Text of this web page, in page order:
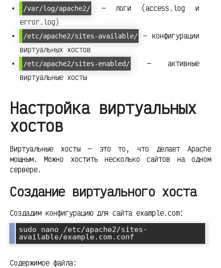
/var/log/apache2/
— логи (access.log и
error.log)
/etc/apache2/sites-available/
— конфигурации
виртуальных хостов
/etc/apache2/sites-enabled/
— активные
виртуальные хосты
Настройка виртуальных
хостов
Виртуальные хосты — это то, что делает Apache
мощным. Можно хостить несколько сайтов на одном
сервере.
Создание виртуального хоста
Создадим конфигурацию для сайта example.com:
sudo nano /etc/apache2/sites-
available/example.com.conf
Содержимое файла: